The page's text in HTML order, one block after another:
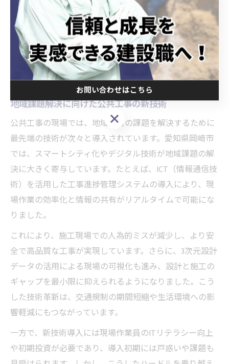
地域の未来へ挑む岡崎市の公共工
事技術
地域課題解決に向けた公共工事の新技術
公共工事の現場では、地域特有の課題を解決するために
最先端の技術が次々と導入されています。愛知県岡崎市
では、スマートシティ化やデジタル技術が地域課題の解
決に大きく寄与しています。たとえば、ICT（情報通信技
術）を活用した工事進捗管理システムの導入により、現
場作業の効率化と情報の共有がリアルタイムで可能にな
りました。
これにより、施工現場での人為的ミスが減少し、より安
全で高品質な工事が実現しています。さらに、3次元設計
データの活用による現場の可視化も進み、設計と施工の
ギャップを最小限に抑えられるようになりました。こう
した技術革新は、交通規制の期間短縮や生活環境への影
響軽減にもつながっています。
一方で、新技術導入には現場作業員のITリテラシー向上
や初期投資が必要であり、導入初期には戸惑いや課題も
お問い合わせはこちら
お問い合わせはこちら